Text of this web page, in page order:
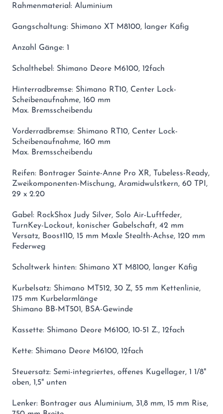
Rahmenmaterial: Aluminium
Gangschaltung: Shimano XT M8100, langer Käfig
Anzahl Gänge: 1
Schalthebel: Shimano Deore M6100, 12fach
Hinterradbremse: Shimano RT10, Center Lock-
Scheibenaufnahme, 160 mm
Max. Bremsscheibendu
Vorderradbremse: Shimano RT10, Center Lock-
Scheibenaufnahme, 160 mm
Max. Bremsscheibendu
Reifen: Bontrager Sainte-Anne Pro XR, Tubeless-Ready,
Zweikomponenten-Mischung, Aramidwulstkern, 60 TPI,
29 x 2.20
Gabel: RockShox Judy Silver, Solo Air-Luftfeder,
TurnKey-Lockout, konischer Gabelschaft, 42 mm
Versatz, Boost110, 15 mm Maxle Stealth-Achse, 120 mm
Federweg
Schaltwerk hinten: Shimano XT M8100, langer Käfig
Kurbelsatz: Shimano MT512, 30 Z, 55 mm Kettenlinie,
175 mm Kurbelarmlänge
Shimano BB-MT501, BSA-Gewinde
Kassette: Shimano Deore M6100, 10-51 Z., 12fach
Kette: Shimano Deore M6100, 12fach
Steuersatz: Semi-integriertes, offenes Kugellager, 1 1/8"
oben, 1,5" unten
Lenker: Bontrager aus Aluminium, 31,8 mm, 15 mm Rise,